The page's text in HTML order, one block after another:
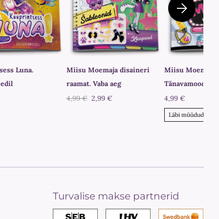
Luna.
Miisu Moemaja disaineri
raamat. Vaba aeg
4,99 € 2,99 €
Miisu Moemaja
Tänavamood
4,99 €
Läbi müüdud
Turvalise makse partnerid